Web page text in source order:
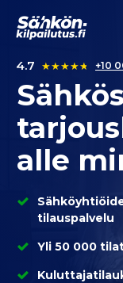
4.7 ★★★★★ +10
alle
tilauspalvelu
Yli 50 000